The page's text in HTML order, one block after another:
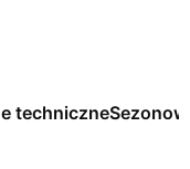
techniczne